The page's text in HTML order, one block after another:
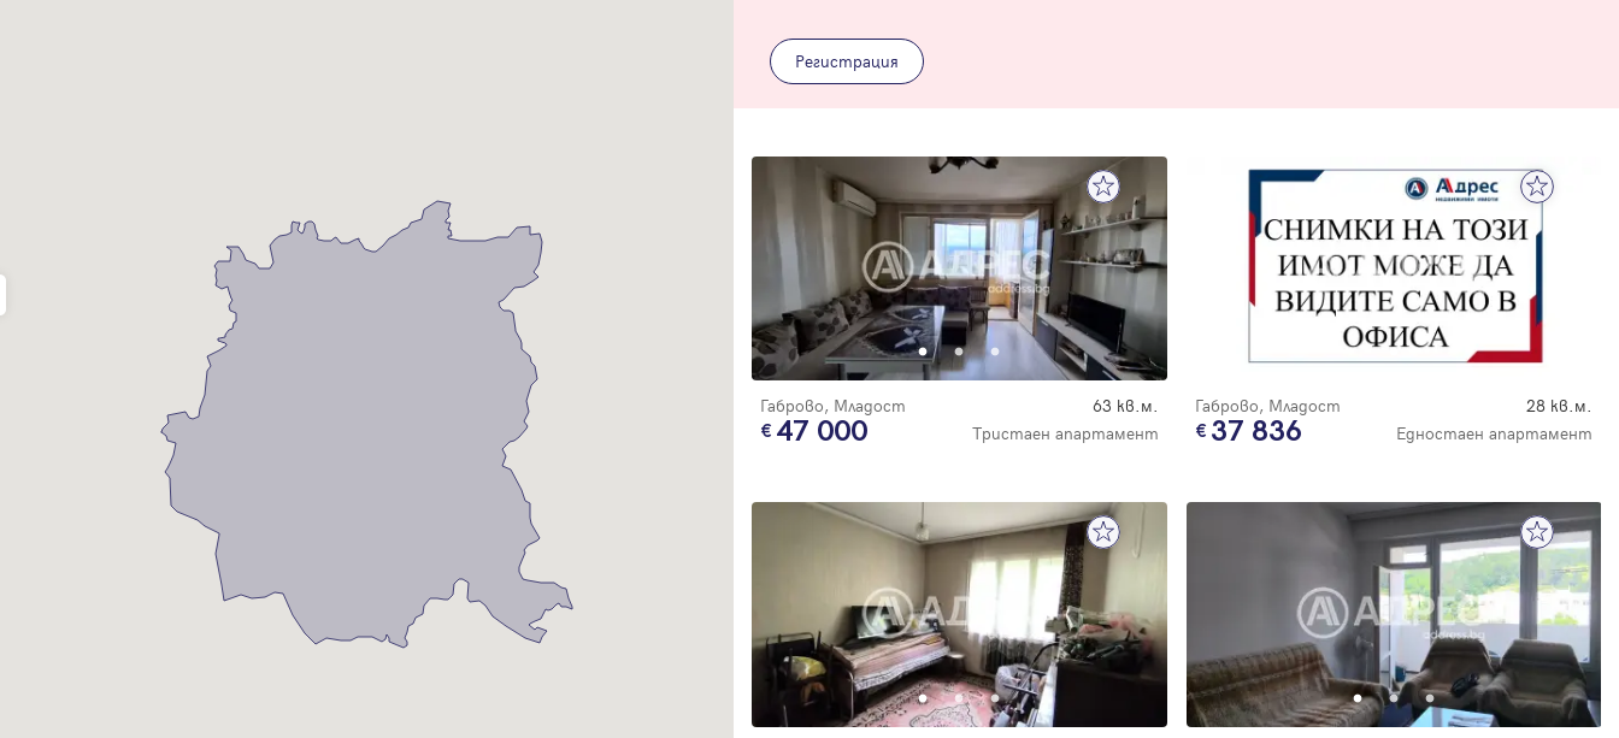
Регистрация
Габрово, Младост 63 кв.м.
47 000 Тристаен апартамент
Габрово, Младост 28 кв.м.
37 836 Едностаен апартамент
Успех!
Благодарим ви! Проверете имейл адрес си, за да активирате
Успех!
Благодарим ви! Очаквайте скоро да се свържем с вас!
Продължи с Google
или влезте с имейл
Парола
Регистрация